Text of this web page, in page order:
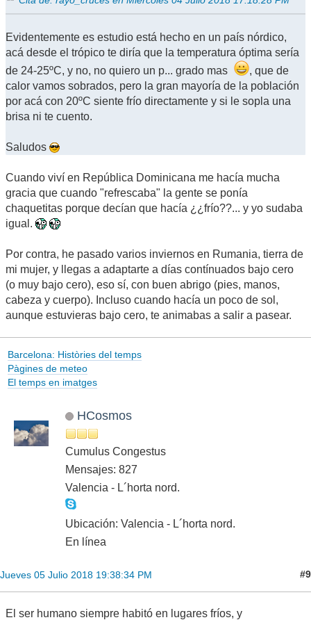
Evidentemente es estudio está hecho en un país nórdico,
acá desde el trópico te diría que la temperatura óptima sería
de 24-25ºC, y no, no quiero un p... grado mas
, que de
calor vamos sobrados, pero la gran mayoría de la población
por acá con 20ºC siente frío directamente y si le sopla una
brisa ni te cuento.
Saludos
Cuando viví en República Dominicana me hacía mucha
gracia que cuando "refrescaba" la gente se ponía
chaquetitas porque decían que hacía ¿¿frío??... y yo sudaba
igual.
Por contra, he pasado varios inviernos en Rumania, tierra de
mi mujer, y llegas a adaptarte a días contínuados bajo cero
(o muy bajo cero), eso sí, con buen abrigo (pies, manos,
cabeza y cuerpo). Incluso cuando hacía un poco de sol,
aunque estuvieras bajo cero, te animabas a salir a pasear.
Barcelona: Històries del temps
Pàgines de meteo
El temps en imatges
HCosmos
Cumulus Congestus
Mensajes: 827
Valencia - L´horta nord.
Ubicación: Valencia - L´horta nord.
En línea
Jueves 05 Julio 2018 19:38:34 PM #9
El ser humano siempre habitó en lugares fríos, y